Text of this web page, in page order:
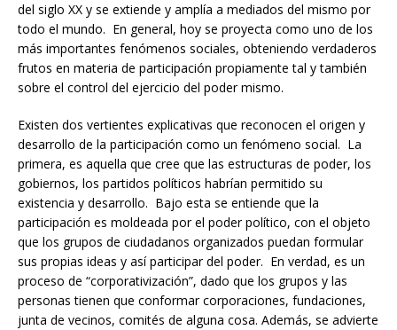
del siglo XX y se extiende y amplía a mediados del mismo por
todo el mundo. En general, hoy se proyecta como uno de los
más importantes fenómenos sociales, obteniendo verdaderos
frutos en materia de participación propiamente tal y también
sobre el control del ejercicio del poder mismo.
Existen dos vertientes explicativas que reconocen el origen y
desarrollo de la participación como un fenómeno social. La
primera, es aquella que cree que las estructuras de poder, los
gobiernos, los partidos políticos habrían permitido su
existencia y desarrollo. Bajo esta se entiende que la
participación es moldeada por el poder político, con el objeto
que los grupos de ciudadanos organizados puedan formular
sus propias ideas y así participar del poder. En verdad, es un
proceso de “corporativización”, dado que los grupos y las
personas tienen que conformar corporaciones, fundaciones,
junta de vecinos, comités de alguna cosa. Además, se advierte